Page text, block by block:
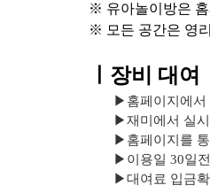
※ 유아놀이방은
※ 모든 공간은 영
ㅣ장비 대여
▶ 홈페이지에서
▶재미에서 실
▶ 홈페이지를
▶ 이용일 30일
▶대여료 입금